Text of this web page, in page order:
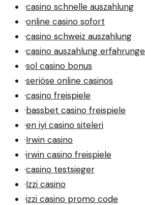
·casino schnelle auszahlung
·online casino sofort
·casino schweiz auszahlung
·casino auszahlung
·sol casino bonus
·seriöse online casinos
·casino freispiele
·bassbet casino freispiele
·en iyi casino siteleri
·Irwin casino
·irwin casino freispiele
·casino testsieger
·Izzi casino
·izzi casino promo code